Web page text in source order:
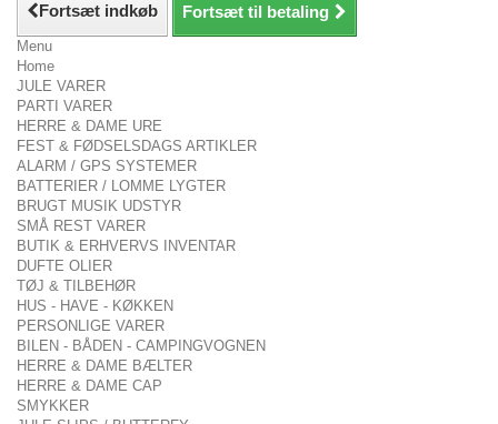
Fortsæt indkøb Fortsæt til betaling
Menu
Home
JULE VARER
PARTI VARER
HERRE & DAME URE
FEST & FØDSELSDAGS ARTIKLER
ALARM / GPS SYSTEMER
BATTERIER / LOMME LYGTER
BRUGT MUSIK UDSTYR
SMÅ REST VARER
BUTIK & ERHVERVS INVENTAR
DUFTE OLIER
TØJ & TILBEHØR
HUS - HAVE - KØKKEN
PERSONLIGE VARER
BILEN - BÅDEN - CAMPINGVOGNEN
HERRE & DAME BÆLTER
HERRE & DAME CAP
SMYKKER